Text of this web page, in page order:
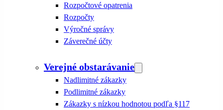
Rozpočtové opatrenia
Rozpočty
Výročné správy
Záverečné účty
Verejné obstarávanie
Nadlimitné zákazky
Podlimitné zákazky
Zákazky s nízkou hodnotou podľa §117